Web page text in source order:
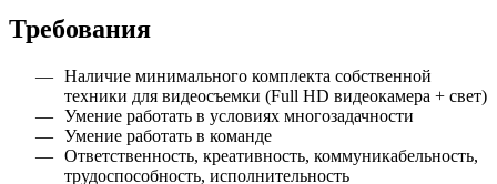
Требования
Наличие минимального комплекта собственной
техники для видеосъемки (Full HD видеокамера + свет)
Умение работать в условиях многозадачности
Умение работать в команде
Ответственность, креативность, коммуникабельность,
трудоспособность, исполнительность